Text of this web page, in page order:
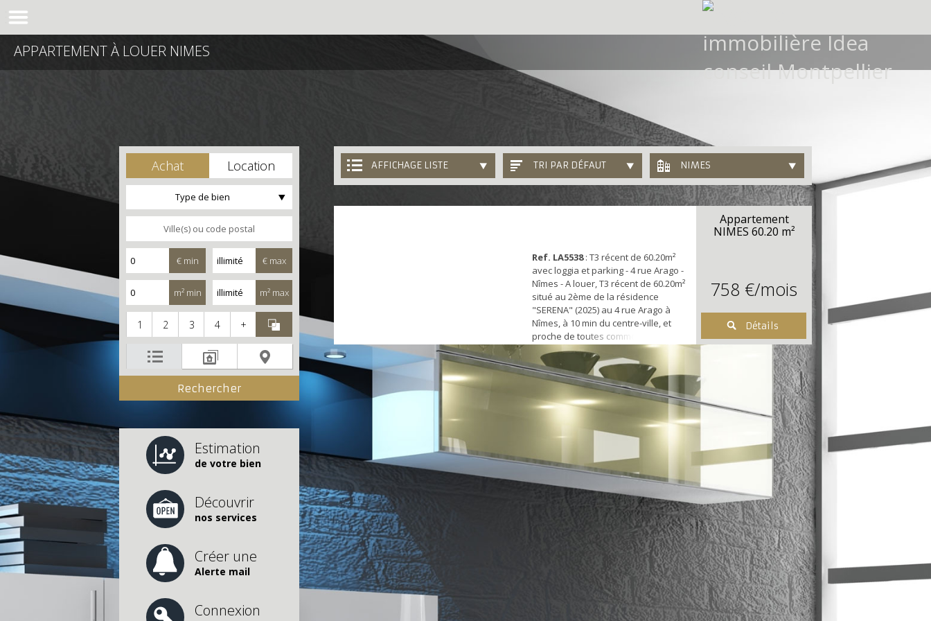
APPARTEMENT À LOUER NIMES
Achat Location
Type de bien
€ min € max
m² min m² max
1 2 3 4 +
Estimation
de votre bien
Découvrir
nos services
Créer une
Alerte mail
Connexion
AFFICHAGE LISTE TRI PAR DÉFAUT NIMES
Ref. LA5538: T3 récent de 60.20m²
avec loggia et parking - 4 rue Arago -
Nîmes - A louer, T3 récent de 60.20m²
situé au 2ème de la résidence
"SERENA" (2025) au 4 rue Arago à
Nîmes, à 10 min du centre-ville, et
proche de toutes commodités. Il se
compose d'une entrée sur séjour
avec coin cuisine aménagée et
équipée (meubles hauts et bas,
plaques de cuisson, hotte) et
placard, une salle de bains avec
Appartement
NIMES 60.20 m²
758 €/mois
Détails